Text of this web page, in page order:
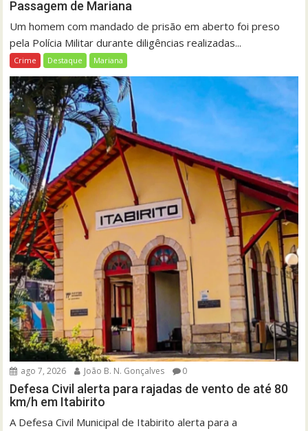
Passagem de Mariana
Um homem com mandado de prisão em aberto foi preso
pela Polícia Militar durante diligências realizadas...
Crime Destaque Mariana
ago 7, 2026 João B. N. Gonçalves 0
Defesa Civil alerta para rajadas de vento de até 80
km/h em Itabirito
A Defesa Civil Municipal de Itabirito alerta para a